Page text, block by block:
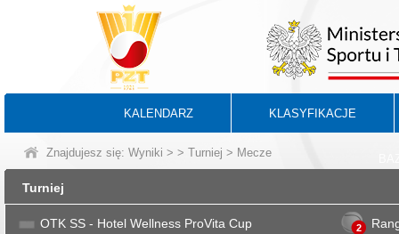
KALENDARZ KLASYFIKACJE
Znajdujesz się: Wyniki > > Turniej > Mecze
Turniej
OTK SS - Hotel Wellness ProVita Cup 2